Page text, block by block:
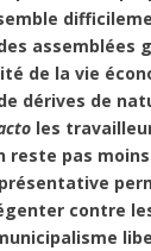
assemblées
de la vie
dérives de
les
reste pas moins
contre